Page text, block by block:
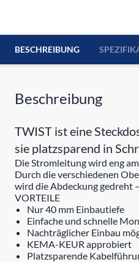
BESCHREIBUNG
Beschreibung
TWIST ist eine
sie platzsparend in
Die Stromleitung wird eng
Durch die verschiedenen
wird die Abdeckung gedreht
VORTEILE
Nur 40 mm Einbautiefe
Einfache und schnelle
Nachträglicher Einbau
KEMA-KEUR approbiert
Platzsparende